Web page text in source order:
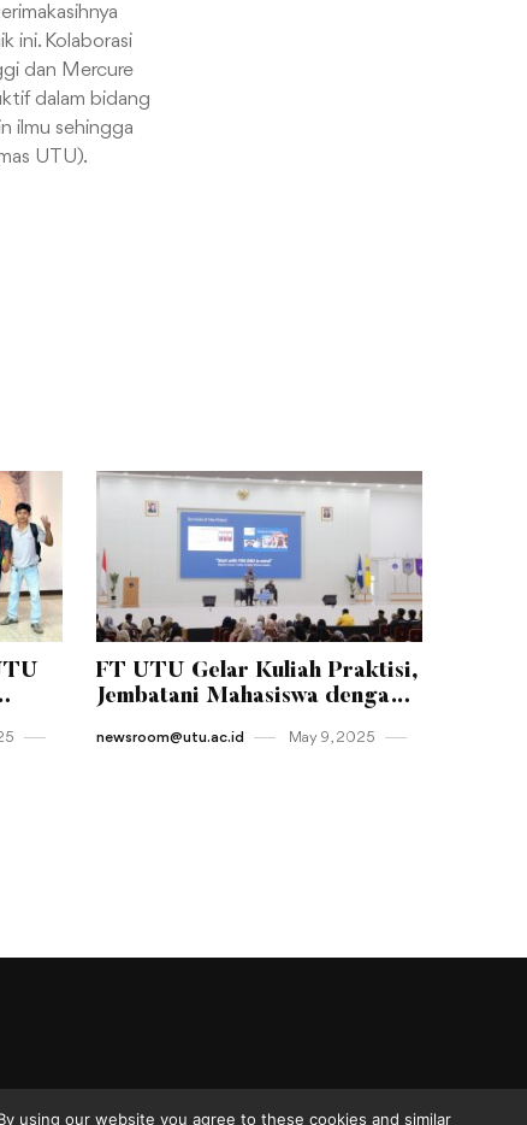
ini. Kolaborasi
dan Mercure
dalam bidang
ilmu sehingga
UTU).
FT UTU Gelar Kuliah Praktisi,
Jembatani Mahasiswa dengan
newsroom@utu.ac.id May 9 , 2025
using our website you agree to these cookies and similar